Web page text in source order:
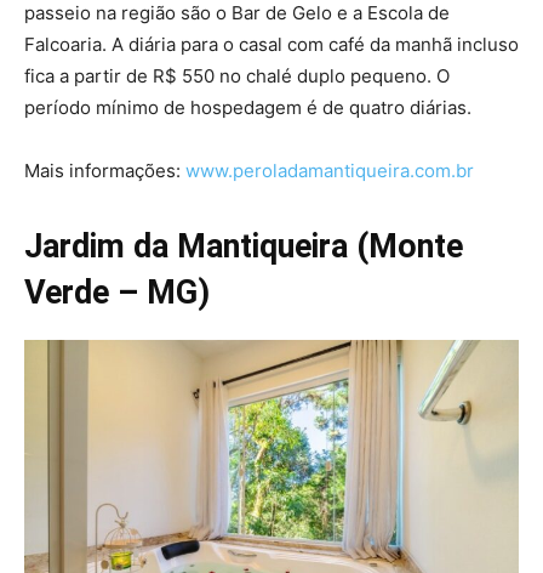
passeio na região são o Bar de Gelo e a Escola de
Falcoaria. A diária para o casal com café da manhã incluso
fica a partir de R$ 550 no chalé duplo pequeno. O
período mínimo de hospedagem é de quatro diárias.
Mais informações: www.peroladamantiqueira.com.br
Jardim da Mantiqueira (Monte
Verde – MG)